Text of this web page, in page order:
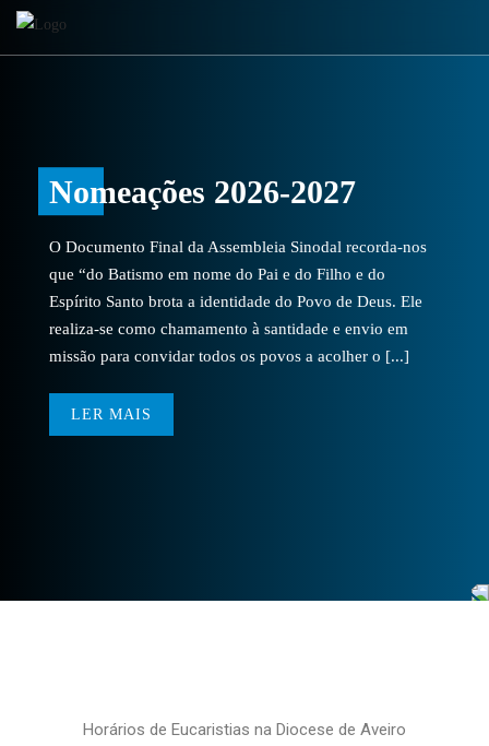
Nomeações 2026-2027
O Documento Final da Assembleia Sinodal recorda-nos
que “do Batismo em nome do Pai e do Filho e do
Espírito Santo brota a identidade do Povo de Deus. Ele
realiza-se como chamamento à santidade e envio em
missão para convidar todos os povos a acolher o [...]
LER MAIS
Horários de Eucaristias na Diocese de Aveiro